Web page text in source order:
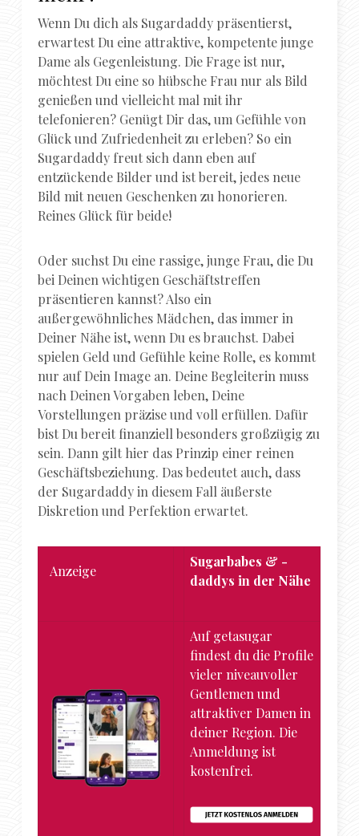
Wenn Du dich als Sugardaddy präsentierst,
erwartest Du eine attraktive, kompetente junge
Dame als Gegenleistung. Die Frage ist nur,
möchtest Du eine so hübsche Frau nur als Bild
genießen und vielleicht mal mit ihr
telefonieren? Genügt Dir das, um Gefühle von
Glück und Zufriedenheit zu erleben? So ein
Sugardaddy freut sich dann eben auf
entzückende Bilder und ist bereit, jedes neue
Bild mit neuen Geschenken zu honorieren.
Reines Glück für beide!
Oder suchst Du eine rassige, junge Frau, die Du
bei Deinen wichtigen Geschäftstreffen
präsentieren kannst? Also ein
außergewöhnliches Mädchen, das immer in
Deiner Nähe ist, wenn Du es brauchst. Dabei
spielen Geld und Gefühle keine Rolle, es kommt
nur auf Dein Image an. Deine Begleiterin muss
nach Deinen Vorgaben leben, Deine
Vorstellungen präzise und voll erfüllen. Dafür
bist Du bereit finanziell besonders großzügig zu
sein. Dann gilt hier das Prinzip einer reinen
Geschäftsbeziehung. Das bedeutet auch, dass
der Sugardaddy in diesem Fall äußerste
Diskretion und Perfektion erwartet.
Anzeige
Sugarbabes & -
daddys in der Nähe
Auf getasugar
findest du die Profile
vieler niveauvoller
Gentlemen und
attraktiver Damen in
deiner Region. Die
Anmeldung ist
kostenfrei.